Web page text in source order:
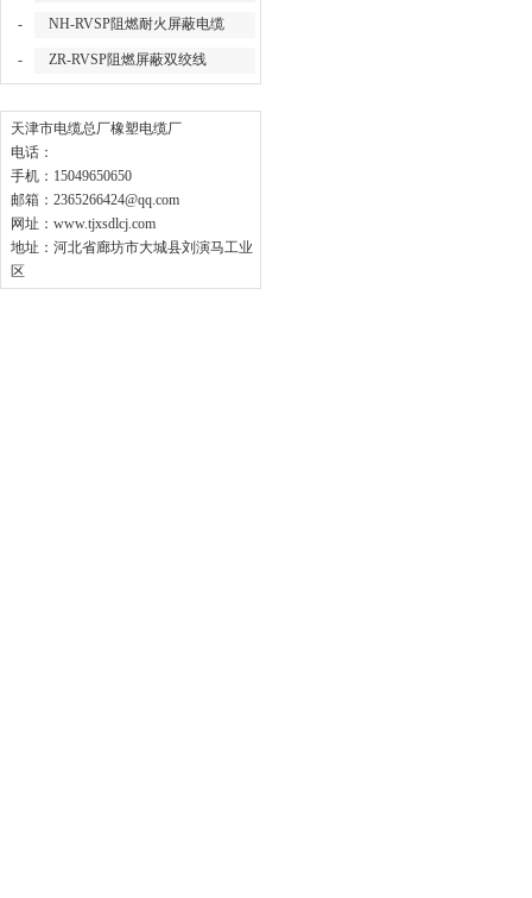
- NH-RVSP阻燃耐火屏蔽电缆
- ZR-RVSP阻燃屏蔽双绞线
天津市电缆总厂橡塑电缆厂
电话：
手机：15049650650
邮箱： 2365266424@qq.com
网址： www.tjxsdlcj.com
地址：河北省廊坊市大城县刘演马工业
区